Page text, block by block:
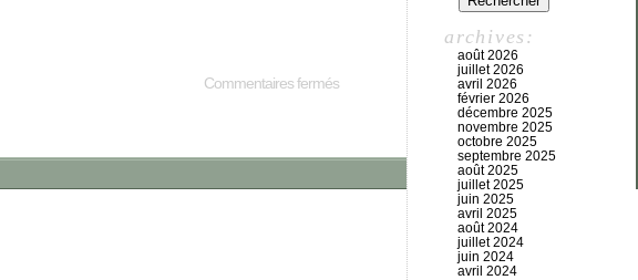
Commentaires fermés
archives:
août 2026
juillet 2026
avril 2026
février 2026
décembre 2025
novembre 2025
octobre 2025
septembre 2025
août 2025
juillet 2025
juin 2025
avril 2025
août 2024
juillet 2024
juin 2024
avril 2024